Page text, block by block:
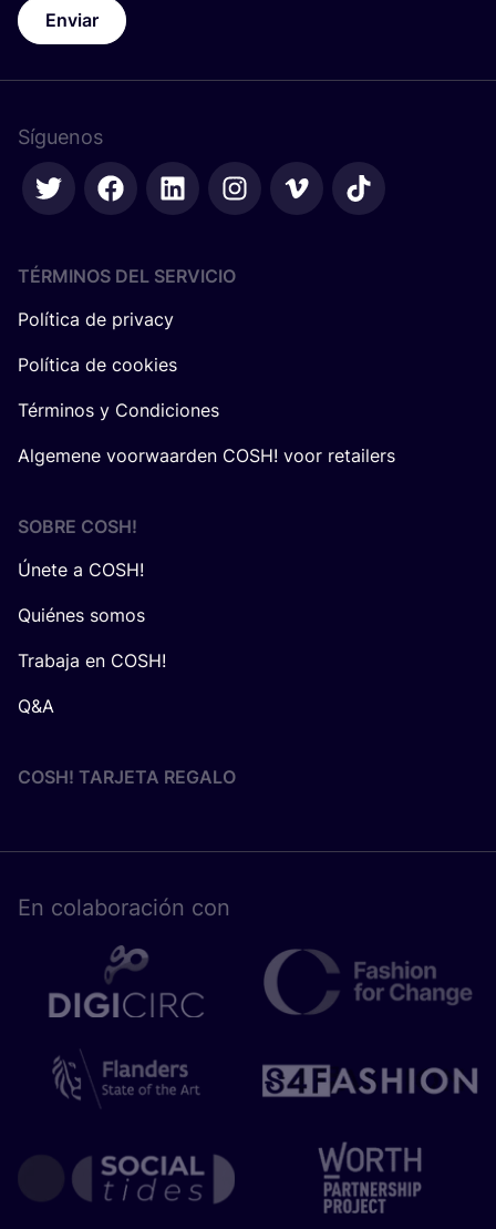
Enviar
Síguenos
TÉRMINOS DEL SERVICIO
Política de privacy
Política de cookies
Términos y Condiciones
Algemene voorwaarden COSH! voor retailers
SOBRE COSH!
Únete a COSH!
Quiénes somos
Trabaja en COSH!
Q&A
COSH! TARJETA REGALO
En cola­bo­ra­ción con